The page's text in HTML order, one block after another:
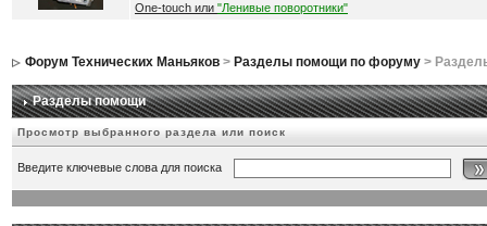
One-touch или "Ленивые поворотники"
Форум Технических Маньяков> Разделы помощи по форуму>
Разделы помощи
Просмотр выбранного раздела или поиск
Введите ключевые слова для поиска